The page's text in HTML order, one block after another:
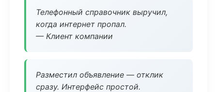
Телефонный справочник выручил,
когда интернет пропал.
— Клиент компании
Разместил объявление — отклик
сразу. Интерфейс простой.